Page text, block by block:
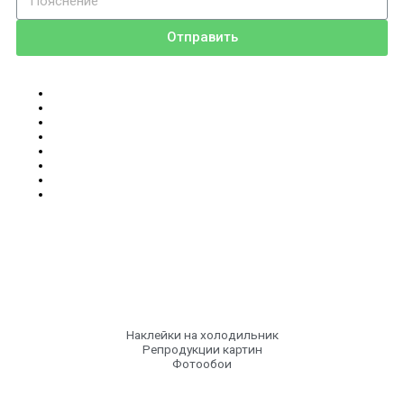
Отправить
Наклейки на холодильник
Репродукции картин
Фотообои